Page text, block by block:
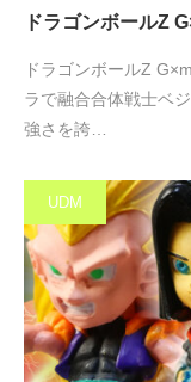
ドラゴンボールZ
ドラゴンボールZ
ラで融合合体戦士ベ
強さを誇…
UDM